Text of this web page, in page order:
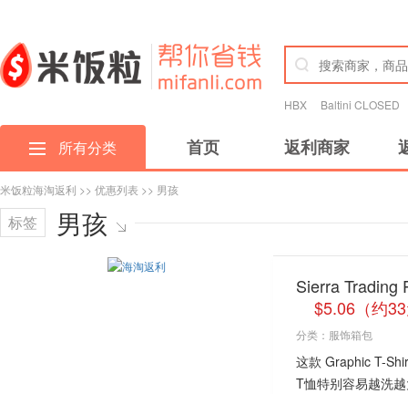
HBX Baltini CLOSED
所有分类 首页 返利商家
米饭粒海淘返利 >> 优惠列表 >> 男孩
标签 男孩
Sierra Trading
$5.06（约
分类： 服饰箱包
这款 Graphic T-
T恤特别容易越洗